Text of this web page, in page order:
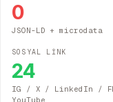
0
JSON-LD + microdata
SOSYAL LİNK
24
IG / X / LinkedIn /
YouTube